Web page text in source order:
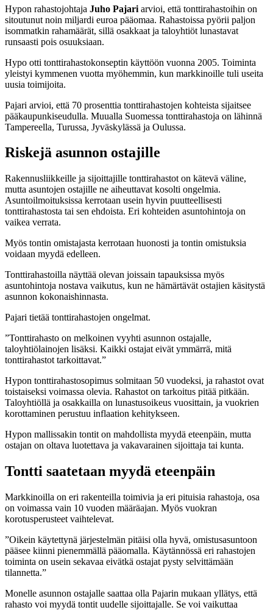
Hypon rahastojohtaja Juho Pajari arvioi, että tonttirahastoihin on
sitoutunut noin miljardi euroa pääomaa. Rahastoissa pyörii paljon
isommatkin rahamäärät, sillä osakkaat ja taloyhtiöt lunastavat
runsaasti pois osuuksiaan.
Hypo otti tonttirahastokonseptin käyttöön vuonna 2005. Toiminta
yleistyi kymmenen vuotta myöhemmin, kun markkinoille tuli useita
uusia toimijoita.
Pajari arvioi, että 70 prosenttia tonttirahastojen kohteista sijaitsee
pääkaupunkiseudulla. Muualla Suomessa tonttirahastoja on lähinnä
Tampereella, Turussa, Jyväskylässä ja Oulussa.
Riskejä asunnon ostajille
Rakennusliikkeille ja sijoittajille tonttirahastot on kätevä väline,
mutta asuntojen ostajille ne aiheuttavat kosolti ongelmia.
Asuntoilmoituksissa kerrotaan usein hyvin puutteellisesti
tonttirahastosta tai sen ehdoista. Eri kohteiden asuntohintoja on
vaikea verrata.
Myös tontin omistajasta kerrotaan huonosti ja tontin omistuksia
voidaan myydä edelleen.
Tonttirahastoilla näyttää olevan joissain tapauksissa myös
asuntohintoja nostava vaikutus, kun ne hämärtävät ostajien käsitystä
asunnon kokonaishinnasta.
Pajari tietää tonttirahastojen ongelmat.
”Tonttirahasto on melkoinen vyyhti asunnon ostajalle,
taloyhtiölainojen lisäksi. Kaikki ostajat eivät ymmärrä, mitä
tonttirahastot tarkoittavat.”
Hypon tonttirahastosopimus solmitaan 50 vuodeksi, ja rahastot ovat
toistaiseksi voimassa olevia. Rahastot on tarkoitus pitää pitkään.
Taloyhtiöllä ja osakkailla on lunastusoikeus vuosittain, ja vuokrien
korottaminen perustuu inflaation kehitykseen.
Hypon mallissakin tontit on mahdollista myydä eteenpäin, mutta
ostajan on oltava luotettava ja vakavarainen sijoittaja tai kunta.
Tontti saatetaan myydä eteenpäin
Markkinoilla on eri rakenteilla toimivia ja eri pituisia rahastoja, osa
on voimassa vain 10 vuoden määräajan. Myös vuokran
korotusperusteet vaihtelevat.
”Oikein käytettynä järjestelmän pitäisi olla hyvä, omistusasuntoon
pääsee kiinni pienemmällä pääomalla. Käytännössä eri rahastojen
toiminta on usein sekavaa eivätkä ostajat pysty selvittämään
tilannetta.”
Monelle asunnon ostajalle saattaa olla Pajarin mukaan yllätys, että
rahasto voi myydä tontit uudelle sijoittajalle. Se voi vaikuttaa